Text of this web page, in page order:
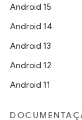
Android 15
Android 14
Android 13
Android 12
Android 11